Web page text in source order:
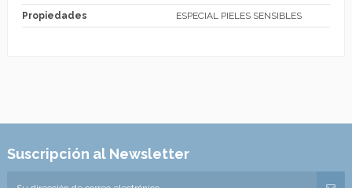
Propiedades ESPECIAL PIELES SENSIBLES
Suscripción al Newsletter